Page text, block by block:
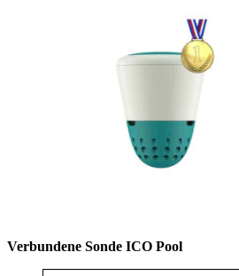
Verbundene Sonde ICO Pool